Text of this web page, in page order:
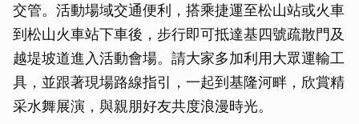
交管。活動場域交通便利，搭乘捷運至松山站或火車
到松山火車站下車後，步行即可抵達基四號疏散門及
越堤坡道進入活動會場。請大家多加利用大眾運輸工
具，並跟著現場路線指引，一起到基隆河畔，欣賞精
采水舞展演，與親朋好友共度浪漫時光。